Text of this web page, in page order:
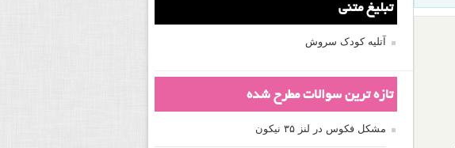
تبلیغ متنی
آتلیه کودک سروش
تازه ترین سوالات مطرح شده
مشکل فکوس در لنز ۳۵ نیکون